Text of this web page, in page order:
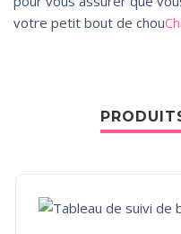
votre petit bout de chou